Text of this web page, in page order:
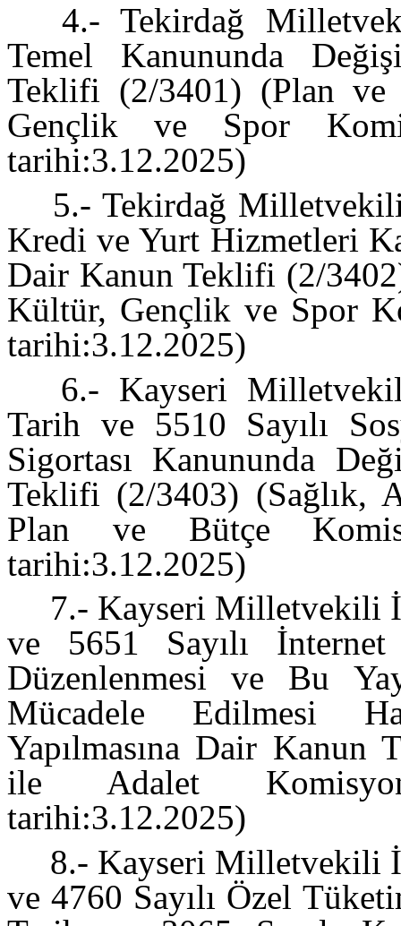
4.- Tekirdağ
Temel Kanununda
Teklifi (2/3401) (Plan
Gençlik ve Spor
tarihi:3.12.2025)
5.- Tekirdağ
Kredi ve Yurt Hizmetleri
Dair Kanun Teklifi (2/
Kültür, Gençlik ve Spor
tarihi:3.12.2025)
6.- Kayseri
Tarih ve 5510 Sayılı
Sigortası Kanununda
Teklifi (2/3403) (Sağlık,
Plan ve Bütçe
tarihi:3.12.2025)
7.- Kayseri Milletvekili
ve 5651 Sayılı İnternet
Düzenlenmesi ve Bu
Mücadele Edilmesi
Yapılmasına Dair
ile Adalet
tarihi:3.12.2025)
8.- Kayseri Milletvekili
ve 4760 Sayılı Özel